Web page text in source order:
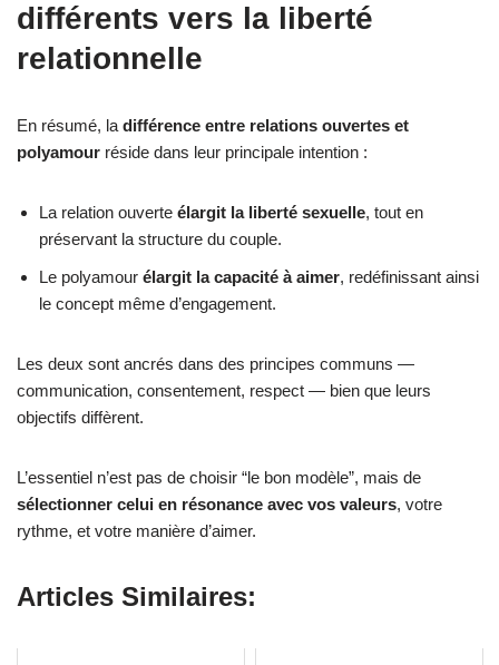
différents vers la liberté
relationnelle
En résumé, la différence entre relations ouvertes et
polyamour réside dans leur principale intention :
La relation ouverte élargit la liberté sexuelle, tout en
préservant la structure du couple.
Le polyamour élargit la capacité à aimer, redéfinissant ainsi
le concept même d’engagement.
Les deux sont ancrés dans des principes communs —
communication, consentement, respect — bien que leurs
objectifs diffèrent.
L’essentiel n’est pas de choisir “le bon modèle”, mais de
sélectionner celui en résonance avec vos valeurs, votre
rythme, et votre manière d’aimer.
Articles Similaires: